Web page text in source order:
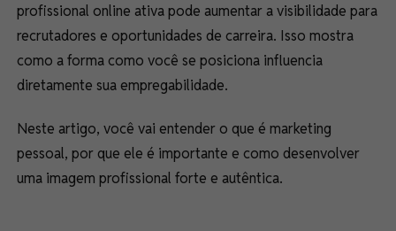
profissional online ativa pode aumentar a visibilidade para
recrutadores e oportunidades de carreira. Isso mostra
como a forma como você se posiciona influencia
diretamente sua empregabilidade.
Neste artigo, você vai entender o que é marketing
pessoal, por que ele é importante e como desenvolver
uma imagem profissional forte e autêntica.